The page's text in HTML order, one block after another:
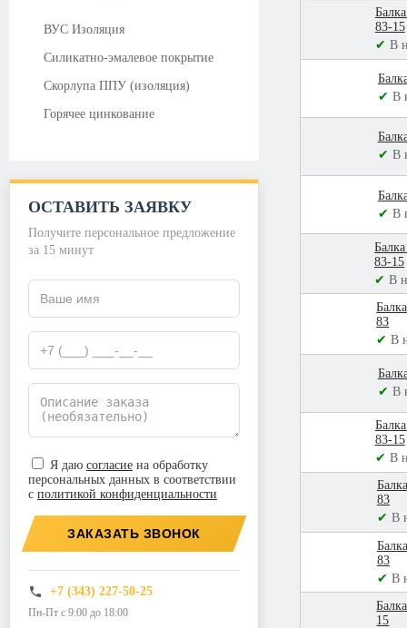
ВУС Изоляция
Силикатно-эмалевое покрытие
Скорлупа ППУ (изоляция)
Горячее цинкование
ОСТАВИТЬ ЗАЯВКУ
Получите персональное предложение
за 15 минут
Я даю согласие на обработку
персональных данных в соответствии
с политикой конфиденциальности
ЗАКАЗАТЬ ЗВОНОК
+7 (343) 227-50-25
Пн-Пт с 9:00 до 18:00
83-15
✔ В
✔ В
✔ В
✔ В
83-15
✔ В
83
✔ В
✔ В
83-15
✔ В
83
✔ В
83
✔ В
15